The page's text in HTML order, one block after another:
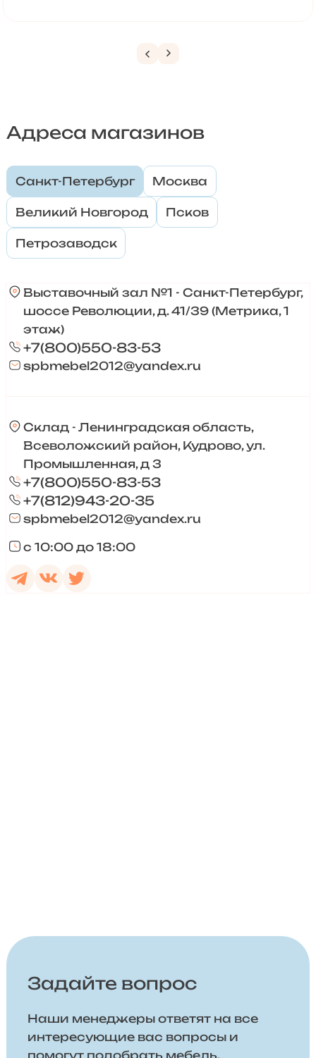
Адреса магазинов
Санкт-Петербург Москва
Великий Новгород Псков
Петрозаводск
Выставочный зал №1 - Санкт-Петербург,
шоссе Революции, д. 41/39 (Метрика, 1
этаж)
+7(800)550-83-53
spbmebel2012@yandex.ru
Склад - Ленинградская область,
Всеволожский район, Кудрово, ул.
Промышленная, д 3
+7(800)550-83-53
+7(812)943-20-35
spbmebel2012@yandex.ru
с 10:00 до 18:00
Задайте вопрос
Наши менеджеры ответят на все
интересующие вас вопросы и